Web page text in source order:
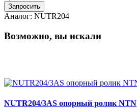
Запросить
Аналог: NUTR204
Возможно, вы искали
NUTR204/3AS опорный ролик NTN